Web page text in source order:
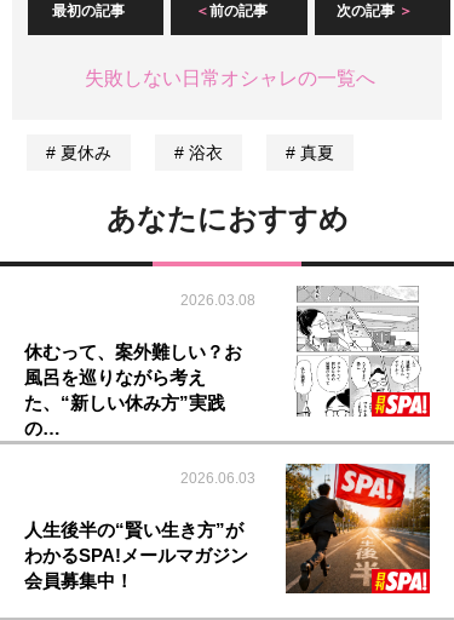
最初の記事 前の記事 次の記事
失敗しない日常オシャレの一覧へ
夏休み 浴衣 真夏
あなたにおすすめ
2026.03.08
休むって、案外難しい？お
風呂を巡りながら考え
た、“新しい休み方”実践
の…
2026.06.03
人生後半の“賢い生き方”が
わかるSPA!メールマガジン
会員募集中！